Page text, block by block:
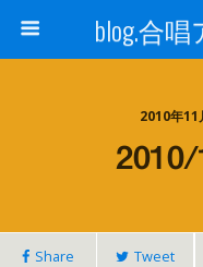
blog.合
2010年
Share Tweet